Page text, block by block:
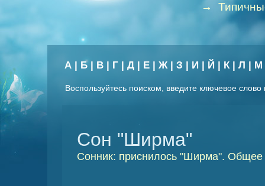
→
А | Б| В | Г | Д | Е | Ж| З | И | Й | К| Л | М
Воспользуйтесь поиском, введите ключевое
Сон "Ширма"
Сонник: приснилось "Ширма". Общее